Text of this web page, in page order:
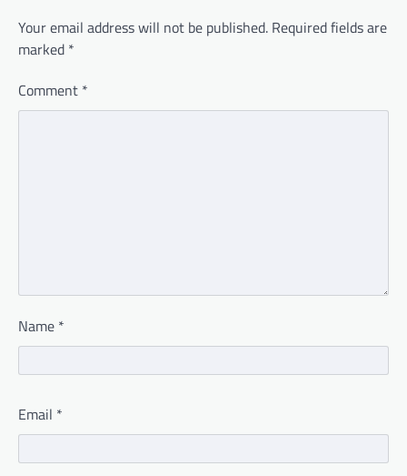
Your email address will not be published. Required fields are
marked *
Comment *
Name *
Email *